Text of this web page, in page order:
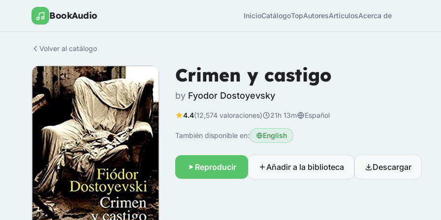
BookAudio InicioCatálogoTopAutoresArtículosAcerca de
Volver al catálogo
Crimen y castigo
by Fyodor Dostoyevsky
4.4(12,574 valoraciones) 21h 13m Español
También disponible en: English
Reproducir Añadir a la biblioteca Descargar